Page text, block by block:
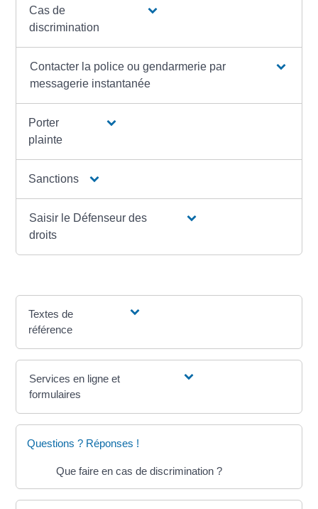
Cas de
discrimination
Contacter la police ou gendarmerie par
messagerie instantanée
Porter
plainte
Sanctions
Saisir le Défenseur des
droits
Textes de
référence
Services en ligne et
formulaires
Questions ? Réponses !
Que faire en cas de discrimination ?